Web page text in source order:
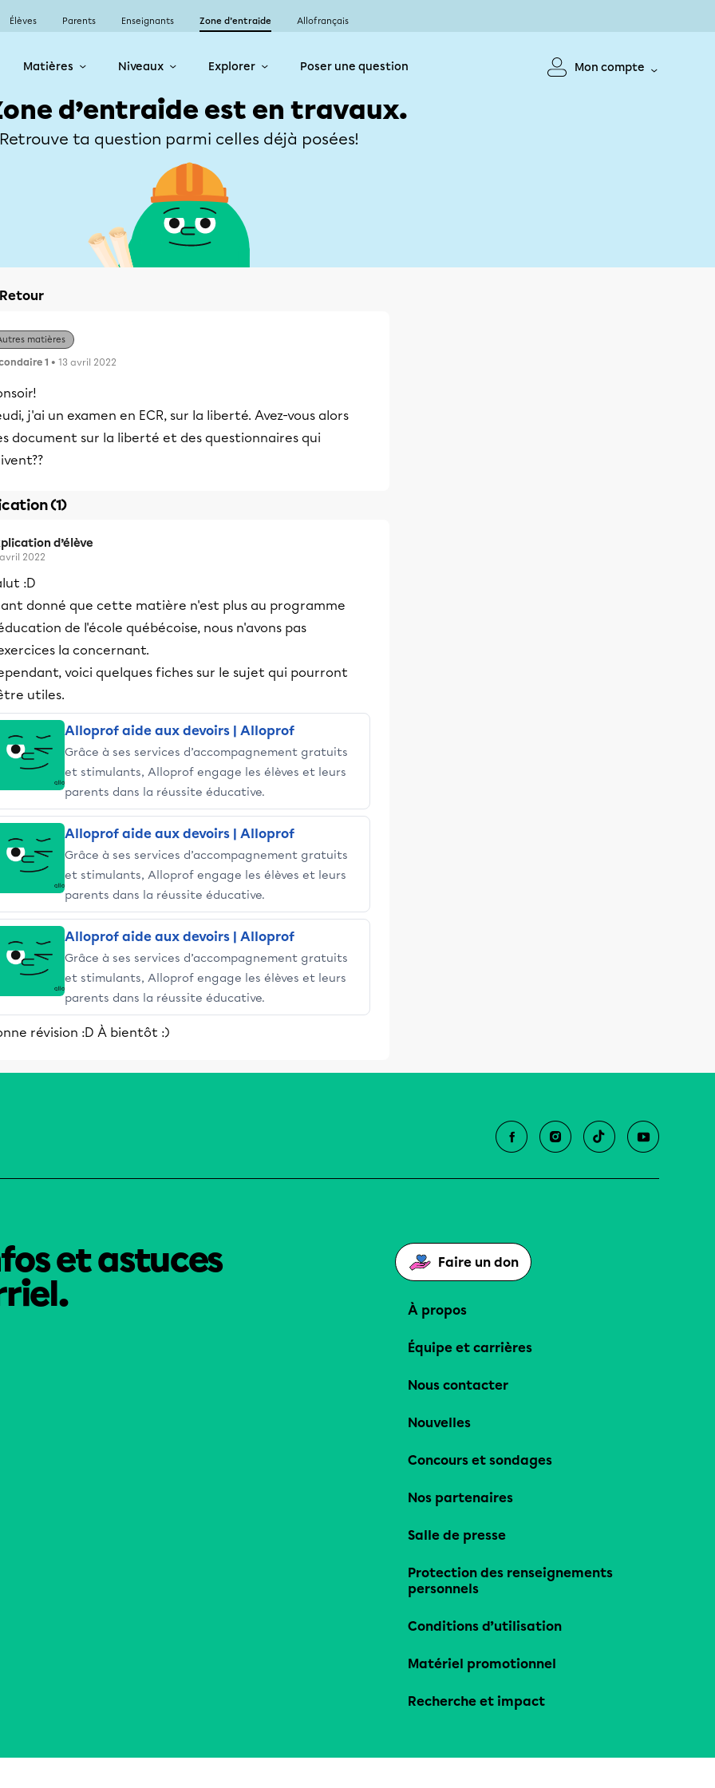
Élèves Parents Enseignants Zone d’entraide Allofrançais
Matières Niveaux Explorer Poser une question Mon compte
d’entraide est en travaux.
ta question parmi celles déjà posées!
Retour
matières
1 • 13 avril 2022
j'ai un examen en ECR, sur la liberté. Avez-vous alors
document sur la liberté et des questionnaires qui
(1)
d’élève
2022
:D
donné que cette matière n'est plus au programme
de l'école québécoise, nous n'avons pas
la concernant.
voici quelques fiches sur le sujet qui pourront
utiles.
Alloprof aide aux devoirs | Alloprof
Grâce à ses services d’accompagnement gratuits
et stimulants, Alloprof engage les élèves et leurs
parents dans la réussite éducative.
Alloprof aide aux devoirs | Alloprof
Grâce à ses services d’accompagnement gratuits
et stimulants, Alloprof engage les élèves et leurs
parents dans la réussite éducative.
Alloprof aide aux devoirs | Alloprof
Grâce à ses services d’accompagnement gratuits
et stimulants, Alloprof engage les élèves et leurs
parents dans la réussite éducative.
révision :D À bientôt :)
et astuces
Faire un don
À propos
Équipe et carrières
Nous contacter
Nouvelles
Concours et sondages
Nos partenaires
Salle de presse
Protection des renseignements
personnels
Conditions d’utilisation
Matériel promotionnel
Recherche et impact